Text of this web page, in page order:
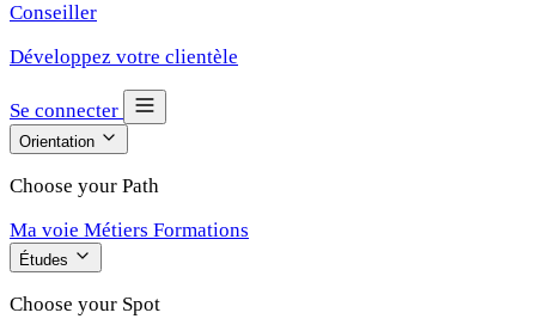
Conseiller
Développez votre clientèle
Se connecter
Orientation
Choose your Path
Ma voie Métiers Formations
Études
Choose your Spot